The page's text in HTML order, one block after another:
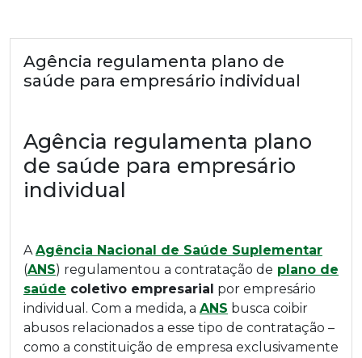
Agência regulamenta plano de
saúde para empresário individual
Agência regulamenta plano
de saúde para empresário
individual
AAgência Nacional de Saúde Suplementar
(ANS) regulamentou a contratação de plano de
saúde coletivo empresarial por empresário
individual. Com a medida, a ANS busca coibir
abusos relacionados a esse tipo de contratação –
como a constituição de empresa exclusivamente